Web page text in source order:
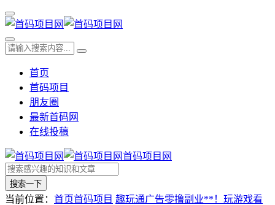
首页
首码项目
朋友圈
最新首码网
在线投稿
首码项目网
搜索一下
当前位置： 首页首码项目 趣玩通广告零撸副业**！玩游戏看